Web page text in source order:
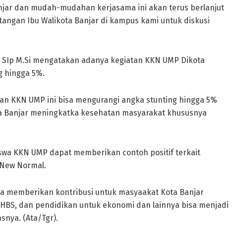
dan mudah-mudahan kerjasama ini akan terus berlanjut
Ibu Walikota Banjar di kampus kami untuk diskusi
M.Si mengatakan adanya kegiatan KKN UMP Dikota
hingga 5%.
KKN UMP ini bisa mengurangi angka stunting hingga 5%
meningkatka kesehatan masyarakat khususnya
KKN UMP dapat memberikan contoh positif terkait
Normal.
memberikan kontribusi untuk masyaakat Kota Banjar
dan pendidikan untuk ekonomi dan lainnya bisa menjadi
(Ata/Tgr).